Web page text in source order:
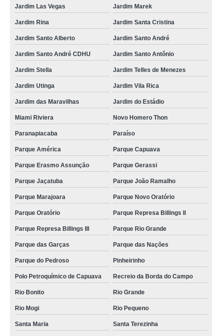
castração de cães e gatos agendar Vila Suíça
castração de cachorro agendar Rio Grande
castração gato agendar Vila Príncipe de Gales
castração de gatos agendar Vila Lucinda
castração de cachorro fêmea Estância Rio Grande
castração gato Rio Bonito
clínica que faz castração de cães Jardim Bela Vista
onde fazer castração de gato Jardim Telles de Menezes
castração de cães e gatos Rio Pequeno
castração cachorro Jardim Las Vegas
onde fazer castração cachorro Campo Grande
clínica que faz castração de gato Jardim Bom Pastor
castração animal marcar Sítio dos Vianas
onde fazer castração de cachorro fêmea Campo Grande
onde fazer castração de cachorro macho Jardim Alzira Franco
onde fazer castração animal Campo Grande
castração de gato agendar Vila Alpina
Jardim Las Vegas Jardim Marek
Jardim Rina Jardim Santa Cristina
Jardim Santo Alberto Jardim Santo André
Jardim Santo André CDHU Jardim Santo Antônio
Jardim Stella Jardim Telles de Menezes
Jardim Utinga Jardim Vila Rica
Jardim das Maravilhas Jardim do Estádio
Miami Riviera Novo Homero Thon
Paranapiacaba Paraíso
Parque América Parque Capuava
Parque Erasmo Assunção Parque Gerassi
Parque Jaçatuba Parque João Ramalho
Parque Marajoara Parque Novo Oratório
Parque Oratório Parque Represa Billings II
Parque Represa Billings III Parque Rio Grande
Parque das Garças Parque das Nações
Parque do Pedroso Pinheirinho
Polo Petroquímico de Capuava Recreio da Borda do Campo
Rio Bonito Rio Grande
Rio Mogi Rio Pequeno
Santa Maria Santa Terezinha